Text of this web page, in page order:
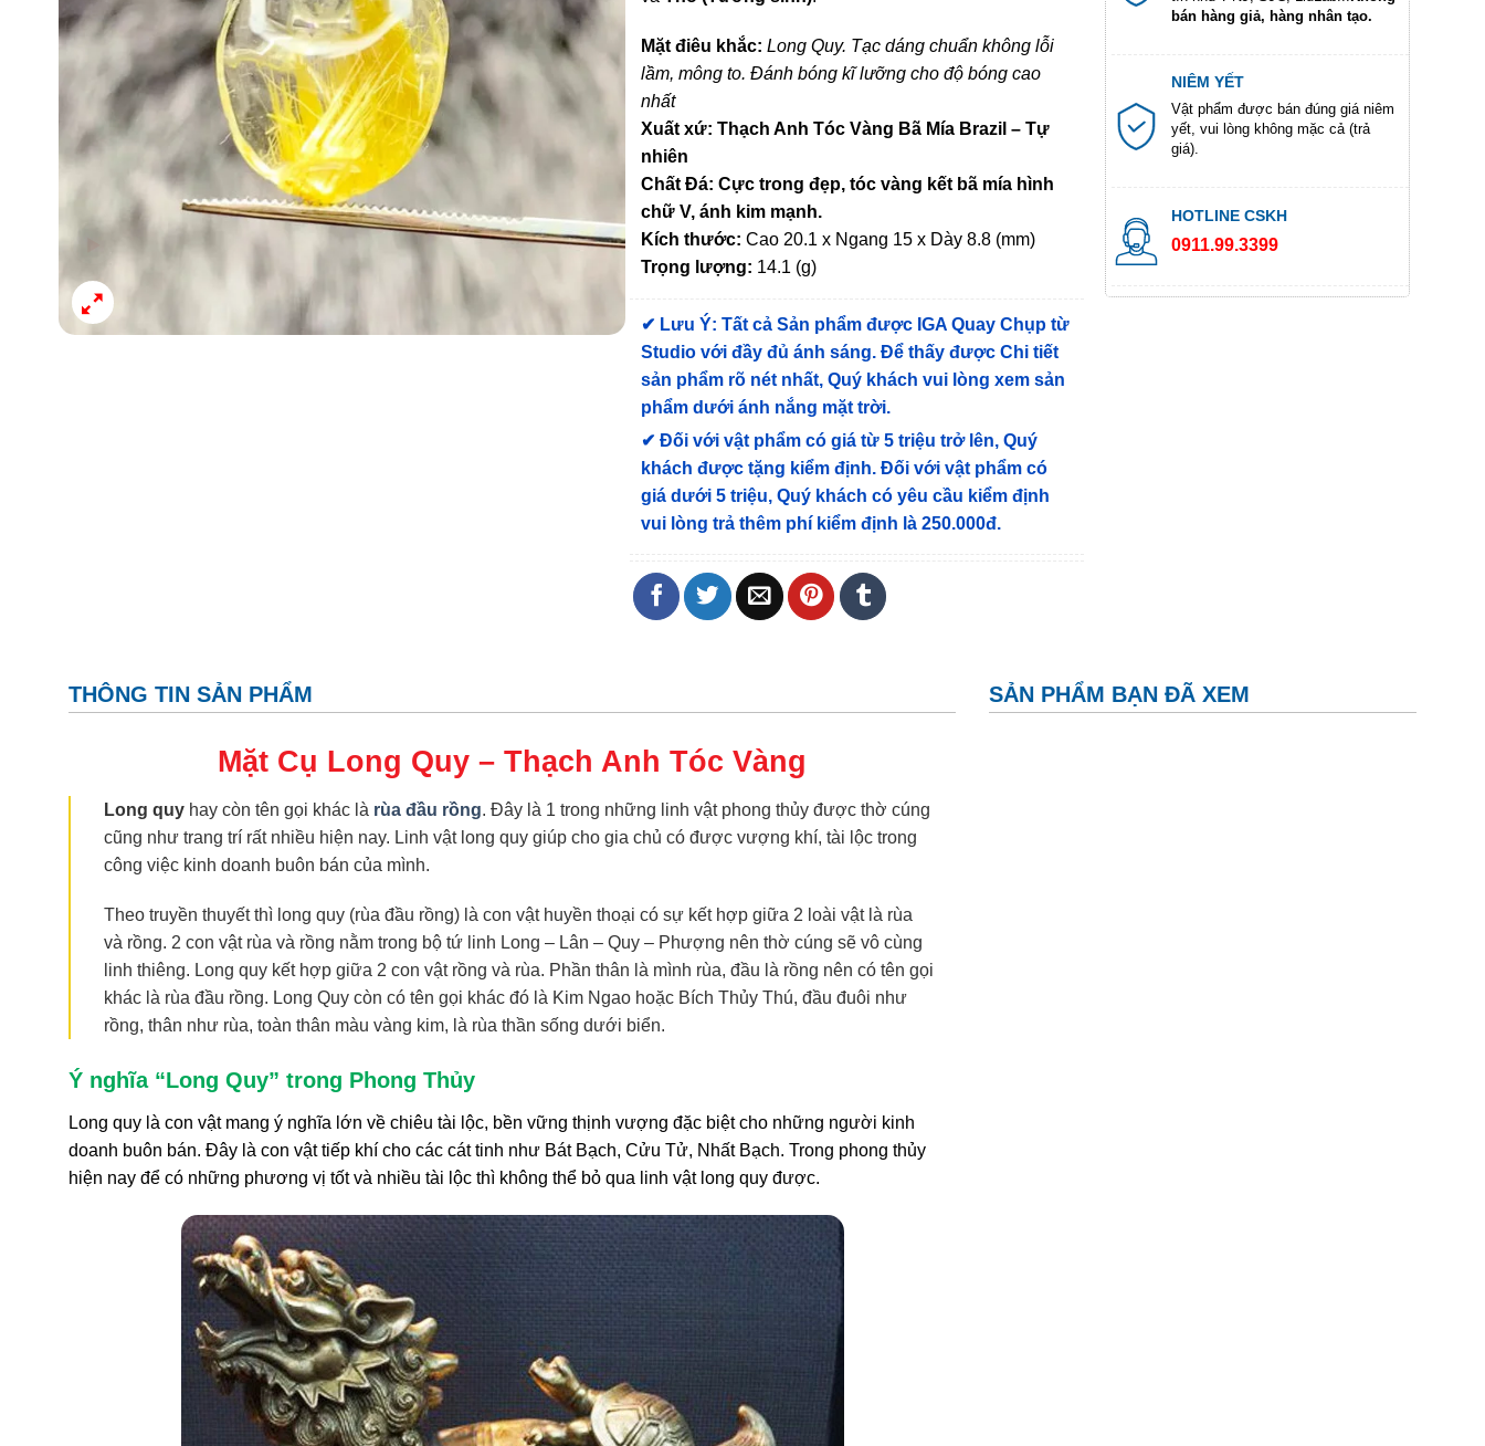
Mặt điêu khắc: Long Quy. Tạc dáng chuẩn không lỗi
lầm, mông to. Đánh bóng kĩ lưỡng cho độ bóng cao
nhất
Xuất xứ: Thạch Anh Tóc Vàng Bã Mía Brazil – Tự
nhiên
Chất Đá: Cực trong đẹp, tóc vàng kết bã mía hình
chữ V, ánh kim mạnh.
Kích thước:Cao 20.1 x Ngang 15 x Dày 8.8 (mm)
Trọng lượng: 14.1 (g)
✔ Lưu Ý: Tất cả Sản phẩm được IGA Quay Chụp từ
Studio với đầy đủ ánh sáng. Để thấy được Chi tiết
sản phẩm rõ nét nhất, Quý khách vui lòng xem sản
phẩm dưới ánh nắng mặt trời.
✔Đối với vật phẩm có giá từ 5 triệu trở lên, Quý
khách được tặng kiểm định. Đối với vật phẩm có
giá dưới 5 triệu, Quý khách có yêu cầu kiểm định
vui lòng trả thêm phí kiểm định là 250.000đ.
bán hàng giả, hàng nhân tạo.
NIÊM YẾT
Vật phẩm được bán đúng giá niêm
yết, vui lòng không mặc cả (trả
giá).
HOTLINE CSKH
0911.99.3399
THÔNG TIN SẢN PHẨM
Mặt Cụ Long Quy – Thạch Anh Tóc Vàng
Long quy hay còn tên gọi khác là rùa đầu rồng. Đây là 1 trong những linh vật phong thủy được thờ cúng
cũng như trang trí rất nhiều hiện nay. Linh vật long quy giúp cho gia chủ có được vượng khí, tài lộc trong
công việc kinh doanh buôn bán của mình.
Theo truyền thuyết thì long quy (rùa đầu rồng) là con vật huyền thoại có sự kết hợp giữa 2 loài vật là rùa
và rồng. 2 con vật rùa và rồng nằm trong bộ tứ linh Long – Lân – Quy – Phượng nên thờ cúng sẽ vô cùng
linh thiêng. Long quy kết hợp giữa 2 con vật rồng và rùa. Phần thân là mình rùa, đầu là rồng nên có tên gọi
khác là rùa đầu rồng. Long Quy còn có tên gọi khác đó là Kim Ngao hoặc Bích Thủy Thú, đầu đuôi như
rồng, thân như rùa, toàn thân màu vàng kim, là rùa thần sống dưới biển.
Ý nghĩa “Long Quy” trong Phong Thủy
Long quy là con vật mang ý nghĩa lớn về chiêu tài lộc, bền vững thịnh vượng đặc biệt cho những người kinh
doanh buôn bán. Đây là con vật tiếp khí cho các cát tinh như Bát Bạch, Cửu Tử, Nhất Bạch. Trong phong thủy
hiện nay để có những phương vị tốt và nhiều tài lộc thì không thể bỏ qua linh vật long quy được.
SẢN PHẨM BẠN ĐÃ XEM